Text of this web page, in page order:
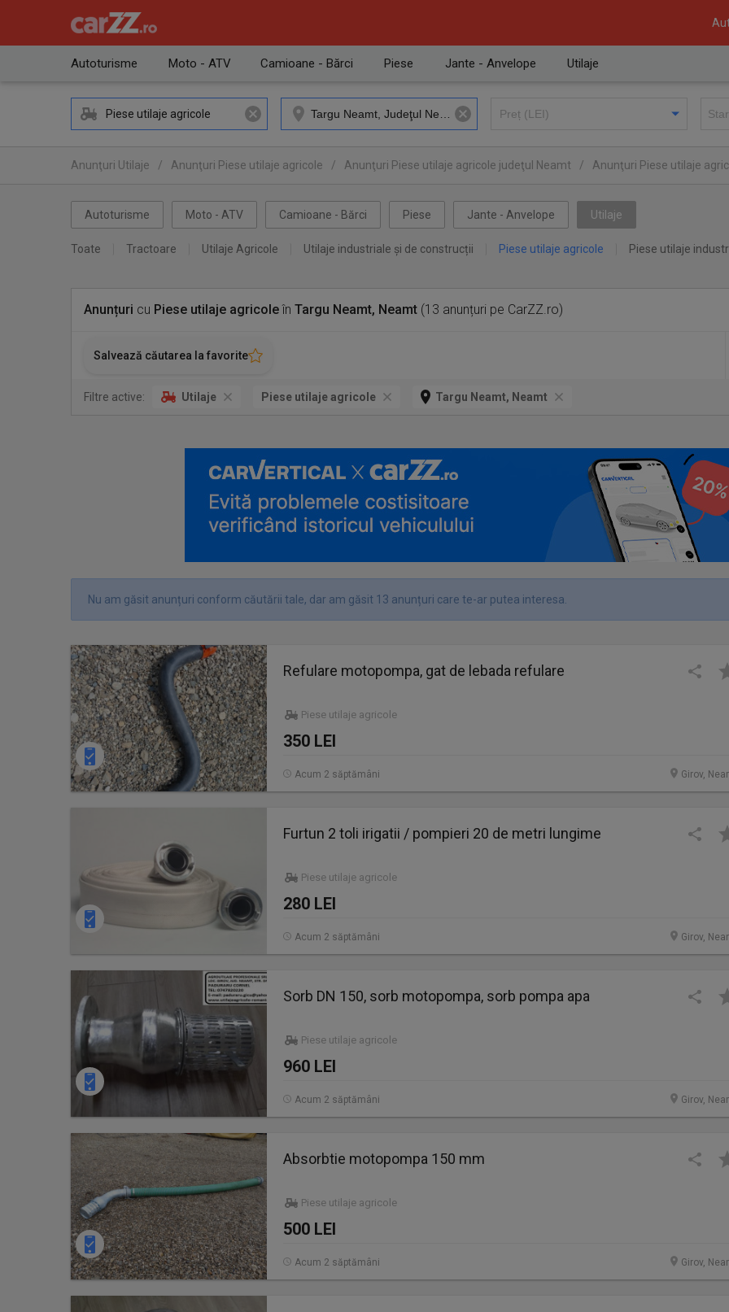
Autoturisme Moto - ATV Camioane - Bărci Piese Jante - Anvelope Utilaje
Piese utilaje agricole
Anunţuri Utilaje / Anunţuri Piese utilaje agricole / Anunţuri Piese utilaje agricole judeţul Neamt / Anunţuri Piese utilaje
Autoturisme Moto - ATV Camioane - Bărci Piese Jante - Anvelope Utilaje
Toate Tractoare Utilaje Agricole Utilaje industriale și de construcții Piese utilaje agricole Piese utilaje
Anunțuri cu Piese utilaje agricoleîn Targu Neamt, Neamt (13 anunțuri pe CarZZ.ro)
Salvează căutarea la favorite
Filtre active: Utilaje Piese utilaje agricole Targu Neamt, Neamt
Nu am găsit anunțuri conform căutării tale, dar am găsit 13 anunțuri care te-ar putea interesa.
Refulare motopompa, gat de lebada refulare
Piese utilaje agricole
350 LEI
Girov,
Acum 2 săptămâni
Furtun 2 toli irigatii / pompieri 20 de metri lungime
Piese utilaje agricole
280 LEI
Girov,
Acum 2 săptămâni
Sorb DN 150, sorb motopompa, sorb pompa apa
Piese utilaje agricole
960 LEI
Girov,
Acum 2 săptămâni
Absorbtie motopompa 150 mm
Piese utilaje agricole
500 LEI
Girov,
Acum 2 săptămâni